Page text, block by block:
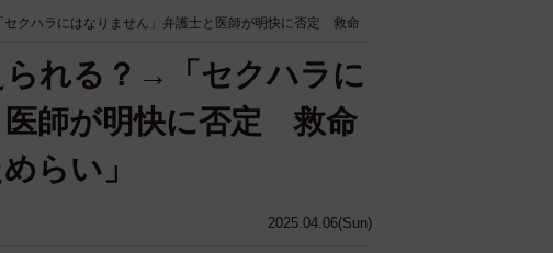
クハラにはなりません」弁護士と医師が明快に否定 救命
2025.04.06(Sun)
れる？→「セクハラに
医師が明快に否定 救命
らい」